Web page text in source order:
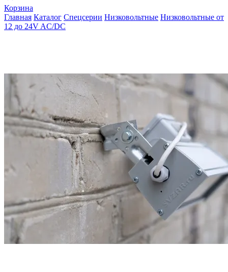
Корзина
Главная Каталог Спецсерии Низковольтные Низковольтные от
12 до 24V AC/DC